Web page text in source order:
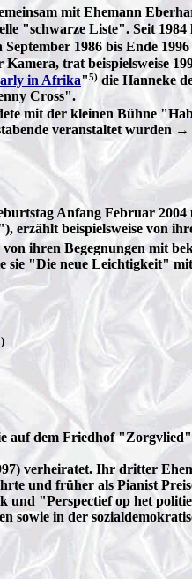
mit Ehemann
"schwarze Liste". Seit
September 1986 bis Ende
trat beispielsweise
in Afrika"5) die Hanneke
Cross".
mit der kleinen Bühne
veranstaltet wurden →
Anfang Februar
beispielsweise von
ihren Begegnungen mit
sie "Die neue Leichtigkeit"
auf dem Friedhof
verheiratet. Ihr dritter
und früher als Pianist
und "Perspectief op het
sowie in der